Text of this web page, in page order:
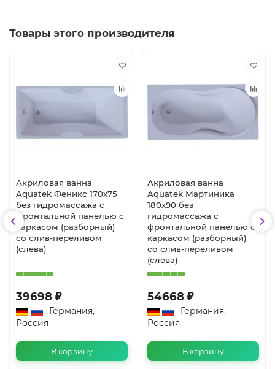
Товары этого производителя
Акриловая ванна
Aquatek Феникс 170x75
без гидромассажа с
фронтальной панелью с
каркасом (разборный)
со слив-переливом
(слева)
39698 ₽
Германия,
Россия
В корзину
Акриловая ванна
Aquatek Мартиника
180х90 без
гидромассажа с
фронтальной панелью с
каркасом (разборный)
со слив-переливом
(слева)
54668 ₽
Германия,
Россия
В корзину